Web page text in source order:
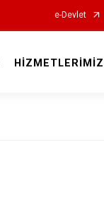
e-Devlet
HİZMETLERİMİZ